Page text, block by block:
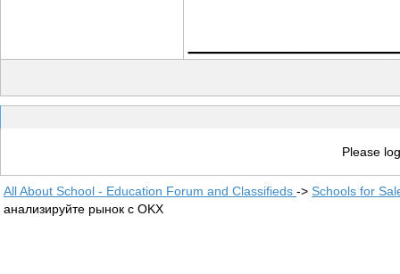
Please
All About School - Education Forum and Classifieds -> Schools for
анализируйте рынок с OKX